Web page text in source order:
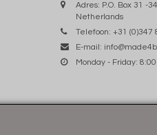
Adres: P.O. Box 31 -
Netherlands
Telefoon: +31 (0)347
E-mail:
Monday - Friday: